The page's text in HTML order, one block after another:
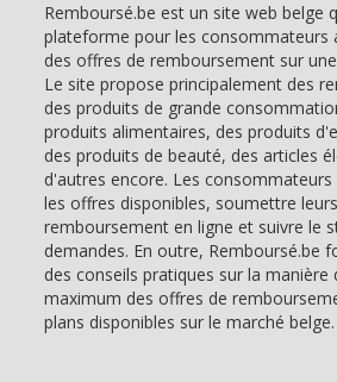
Remboursé.be est un site web belge
plateforme pour les consommateurs
des offres de remboursement sur
Le site propose principalement des
des produits de grande
produits alimentaires, des produits
des produits de beauté, des articles
d'autres encore. Les
les offres disponibles, soumettre
remboursement en ligne et suivre le
demandes. En outre, Remboursé.be
des conseils pratiques sur la manière
maximum des offres de
plans disponibles sur le marché belge.